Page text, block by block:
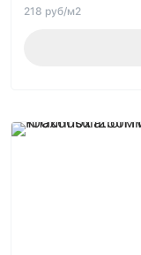
218 руб/м2